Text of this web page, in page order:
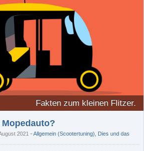
Fakten zum kleinen Flitzer.
2021 - Allgemein (Scootertuning) Dies und das